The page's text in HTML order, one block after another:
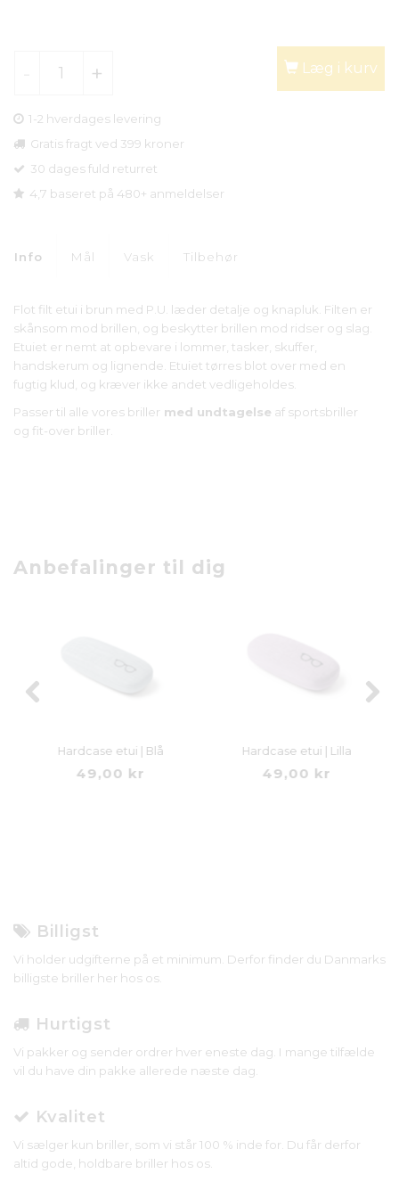
Læg i kurv
1-2 hverdages levering
Gratis fragt ved 399 kroner
30 dages fuld returret
4,7 baseret på 480+ anmeldelser
Info Mål Vask Tilbehør
Flot filt etui i brun med P.U. læder detalje og knapluk. Filten er
skånsom mod brillen, og beskytter brillen mod ridser og slag.
Etuiet er nemt at opbevare i lommer, tasker, skuffer,
handskerum og lignende. Etuiet tørres blot over med en
fugtig klud, og kræver ikke andet vedligeholdes.
Passer til alle vores briller med undtagelse af sportsbriller
og fit-over briller.
Anbefalinger til dig
Hardcase etui | Blå
49,00 kr
Hardcase etui | Lilla
49,00 kr
Billigst
Vi holder udgifterne på et minimum. Derfor finder du Danmarks
billigste briller her hos os.
Hurtigst
Vi pakker og sender ordrer hver eneste dag. I mange tilfælde
vil du have din pakke allerede næste dag.
Kvalitet
Vi sælger kun briller, som vi står 100 % inde for. Du får derfor
altid gode, holdbare briller hos os.